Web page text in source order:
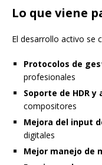
Lo que viene
El desarrollo activo se
Protocolos de
profesionales
Soporte de HDR
compositores
Mejora del input
digitales
Mejor manejo de